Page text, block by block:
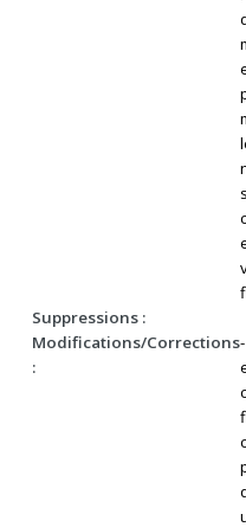
Suppressions :
Modifications/Corrections
: